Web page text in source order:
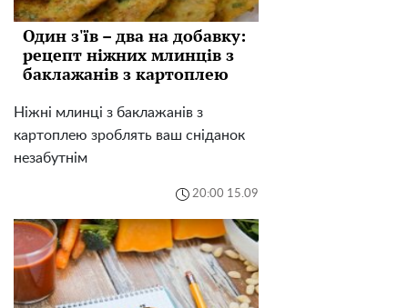
Один з'їв – два на добавку:
рецепт ніжних млинців з
баклажанів з картоплею
Ніжні млинці з баклажанів з
картоплею зроблять ваш сніданок
незабутнім
20:00 15.09